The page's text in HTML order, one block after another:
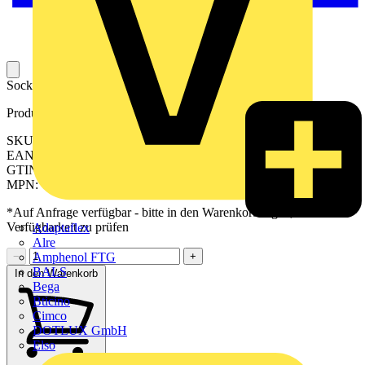
Adaptaflex
Alre
Amphenol FTG
BALS
Bega
Bticino
Cimco
DOTLUX GmbH
Elso
Sockel für die Aufnahme eines industriellen Steckrelais.
Produktkennzeichen
SKU: 2618930000
EAN: 04050118669909
GTIN: 04050118669909
MPN: TRP 12VDC 1CO EMPTY
*Auf Anfrage verfügbar - bitte in den Warenkorb legen, um
Verfügbarkeit zu prüfen
−
+
In den Warenkorb